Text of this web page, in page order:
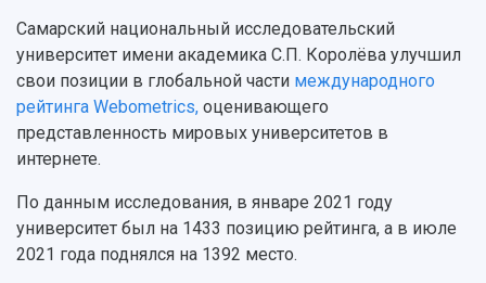
Наблюдательный совет
Попечительский совет
Ученый совет
Ректорат
Кадровый резерв
Персоналии
Сотрудники и преподаватели
Заслуженные деятели
СМИ об университете
Пресс-центр
Газета "Полет"
Газета "Самарский университет"
Мы в соцсетях
Мультимедиа
Подкасты
Формы обучения
Учебные планы
Дополнительное образование
Институты и факультеты
Образовательные программы
Профессорско-преподавательский состав
Расписание занятий
работников
Научно-технический совет
Научные проекты и темы
Аспирантура и докторантура
Справочные материалы
Научная инфраструктура
Самарский национальный исследовательский
университет имени академика С.П. Королёва улучшил
свои позиции в глобальной части международного
рейтинга Webometrics, оценивающего
представленность мировых университетов в
интернете.
По данным исследования, в январе 2021 году
университет был на 1433 позицию рейтинга, а в июле
2021 года поднялся на 1392 место.